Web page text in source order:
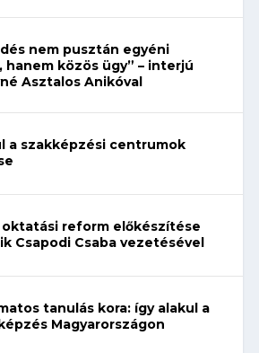
nem pusztán egyéni
hanem közös ügy” – interjú
Asztalos Anikóval
a szakképzési centrumok
reform előkészítése
Csapodi Csaba vezetésével
tanulás kora: így alakul a
Magyarországon